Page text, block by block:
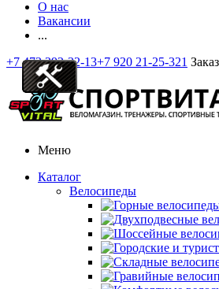
О нас
Вакансии
...
+7 473 292-32-13+7 920 21-25-321
Меню
Каталог
Велосипеды